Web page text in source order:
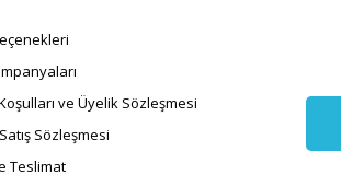
ve Üyelik Sözleşmesi
Sözleşmesi
Teslimat